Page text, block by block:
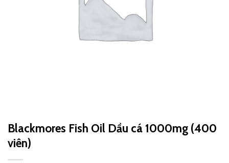
Blackmores Fish Oil Dầu cá 1000mg (400
viên)